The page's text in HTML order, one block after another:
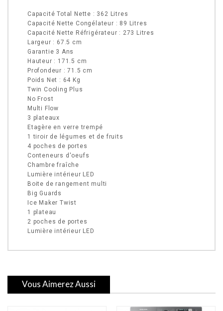
Capacité Total Nette : 362 Litres
Capacité Nette Congélateur : 89 Litres
Capacité Nette Réfrigérateur : 273 Litres
Largeur : 67.5 cm
Garantie 3 Ans
Hauteur : 171.5 cm
Profondeur : 71.5 cm
Poids Net : 64 Kg
Twin Cooling Plus
No Frost
Multi Flow
3 plateaux
Etagère en verre trempé
1 tiroir de légumes et de fruits
4 poches de portes
Conteneurs d'oeufs
Chambre fraîche
Lumière intérieur LED
Boite de rangement multi
Big Guards
Ice Maker Twist
1 plateau
2 poches de portes
Lumière intérieur LED
Vous Aimerez Aussi